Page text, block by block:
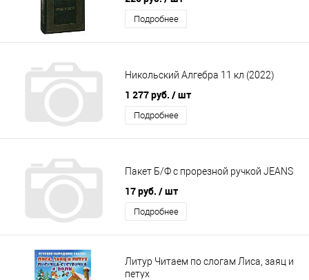
Подробнее
Никольский Алгебра 11 кл (2022)
1 277 руб. / шт
Подробнее
Пакет Б/Ф с прорезной ручкой JEANS
17 руб. / шт
Подробнее
Литур Читаем по слогам Лиса, заяц и
петух